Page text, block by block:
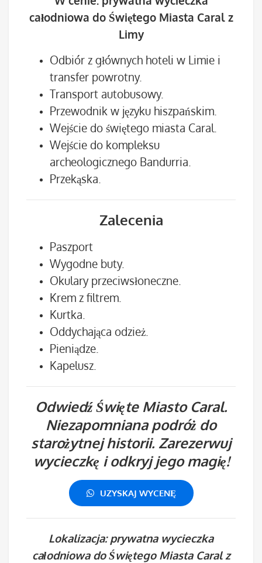
całodniowa do Świętego Miasta Caral z
Limy
Odbiór z głównych hoteli w Limie i
transfer powrotny.
Transport autobusowy.
Przewodnik w języku hiszpańskim.
Wejście do świętego miasta Caral.
Wejście do kompleksu
archeologicznego Bandurria.
Przekąska.
Zalecenia
Paszport
Wygodne buty.
Okulary przeciwsłoneczne.
Krem z filtrem.
Kurtka.
Oddychająca odzież.
Pieniądze.
Kapelusz.
Odwiedź Święte Miasto Caral.
Niezapomniana podróż do
starożytnej historii. Zarezerwuj
wycieczkę i odkryj jego magię!
UZYSKAJ WYCENĘ
Lokalizacja: prywatna wycieczka
całodniowa do Świętego Miasta Caral z